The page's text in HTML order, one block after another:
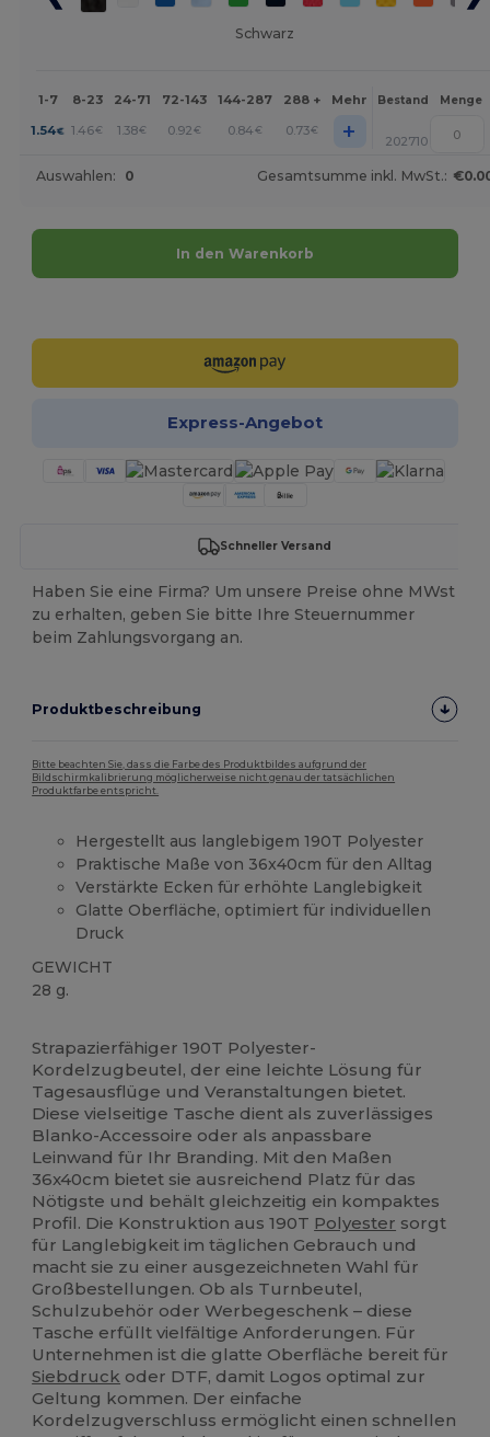
Schwarz
1-7 8-23 24-71 72-143 144-287 288 + Mehr Bestand Menge
1.54€ 1.46€ 1.38€ 0.92€ 0.84€ 0.73€ + 202710
Auswahlen: 0 Gesamtsumme inkl. MwSt.:
In den Warenkorb
Express-Angebot
Schneller Versand
Haben Sie eine Firma? Um unsere Preise ohne MWst
zu erhalten, geben Sie bitte Ihre Steuernummer
beim Zahlungsvorgang an.
Produktbeschreibung
Bitte beachten Sie, dass die Farbe des Produktbildes aufgrund der
Bildschirmkalibrierung möglicherweise nicht genau der tatsächlichen
Produktfarbe entspricht.
Hergestellt aus langlebigem 190T Polyester
Praktische Maße von 36x40cm für den Alltag
Verstärkte Ecken für erhöhte Langlebigkeit
Glatte Oberfläche, optimiert für individuellen
Druck
GEWICHT
28 g.
Strapazierfähiger 190T Polyester-
Kordelzugbeutel, der eine leichte Lösung für
Tagesausflüge und Veranstaltungen bietet.
Diese vielseitige Tasche dient als zuverlässiges
Blanko-Accessoire oder als anpassbare
Leinwand für Ihr Branding. Mit den Maßen
36x40cm bietet sie ausreichend Platz für das
Nötigste und behält gleichzeitig ein kompaktes
Profil. Die Konstruktion aus 190T Polyester sorgt
für Langlebigkeit im täglichen Gebrauch und
macht sie zu einer ausgezeichneten Wahl für
Großbestellungen. Ob als Turnbeutel,
Schulzubehör oder Werbegeschenk – diese
Tasche erfüllt vielfältige Anforderungen. Für
Unternehmen ist die glatte Oberfläche bereit für
Siebdruck oder DTF, damit Logos optimal zur
Geltung kommen. Der einfache
Kordelzugverschluss ermöglicht einen schnellen